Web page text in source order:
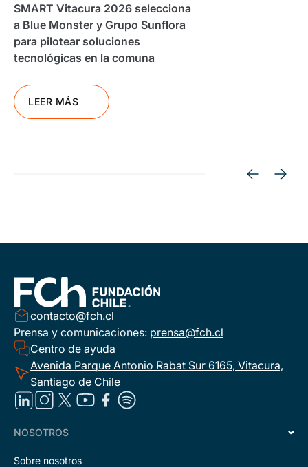
SMART Vitacura 2026 selecciona
a Blue Monster y Grupo Sunflora
para pilotear soluciones
tecnológicas en la comuna
LEER MÁS
contacto@fch.cl
Prensa y comunicaciones: prensa@fch.cl
Centro de ayuda
Avenida Parque Antonio Rabat Sur 6165, Vitacura,
Santiago de Chile
NOSOTROS
Sobre nosotros